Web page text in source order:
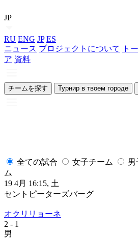
JP
RU ENG JP ES
ニュース プロジェクトについて ト
ア 資料
チームを探す Турнир в твоем городе
全ての試合 女子チーム 男
ム
19 4月 16:15, 土
セントピーターズバーグ
オクリリョーネ
2 - 1
男